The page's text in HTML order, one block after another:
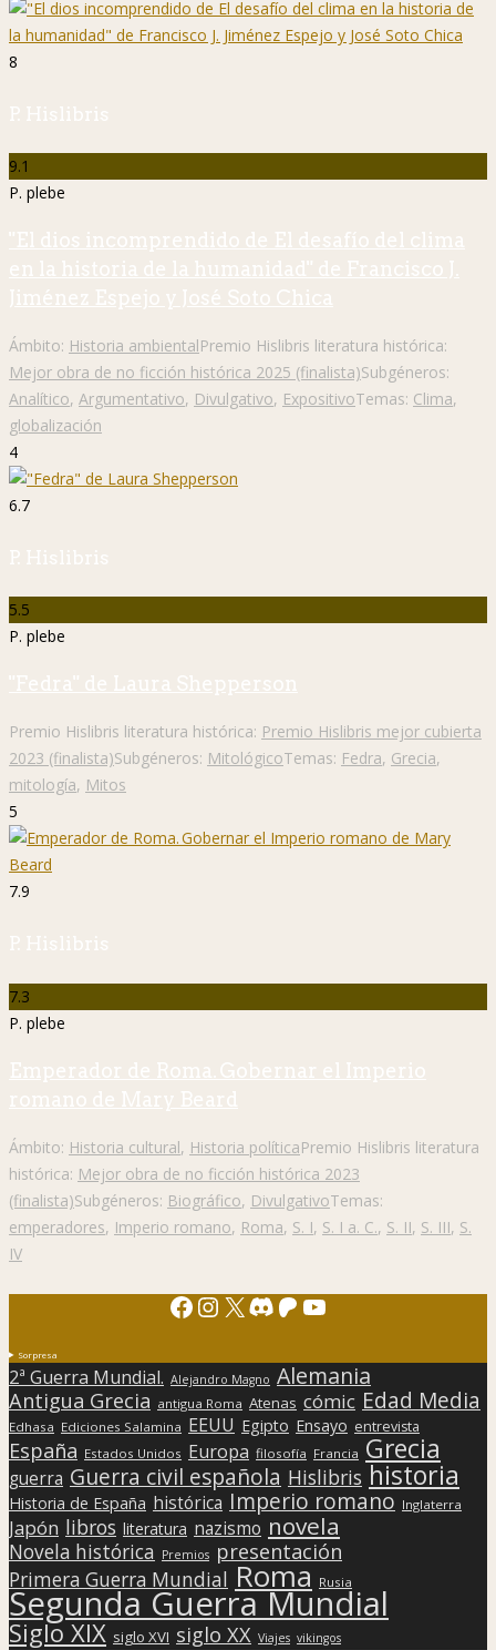
8
P. Hislibris
9.1
P. plebe
"El dios incomprendido de El desafío del clima
en la historia de la humanidad" de Francisco J.
Jiménez Espejo y José Soto Chica
Ámbito: Historia ambientalPremio Hislibris literatura histórica:
Mejor obra de no ficción histórica 2025 (finalista)Subgéneros:
Analítico, Argumentativo, Divulgativo, ExpositivoTemas: Clima,
globalización
4
6.7
P. Hislibris
5.5
P. plebe
"Fedra" de Laura Shepperson
Premio Hislibris literatura histórica: Premio Hislibris mejor cubierta
2023 (finalista)Subgéneros: MitológicoTemas: Fedra, Grecia,
mitología, Mitos
5
7.9
P. Hislibris
7.3
P. plebe
Emperador de Roma. Gobernar el Imperio
romano de Mary Beard
Ámbito: Historia cultural, Historia políticaPremio Hislibris literatura
histórica: Mejor obra de no ficción histórica 2023
(finalista)Subgéneros: Biográfico, DivulgativoTemas:
emperadores, Imperio romano, Roma, S. I, S. I a. C., S. II, S. III, S.
IV
Facebook
Instagram
X Discord
Patreon
YouTube
Sorpresa
2ª Guerra Mundial. Alejandro Magno Alemania
Antigua Grecia antigua Roma Atenas cómic Edad Media
Edhasa Ediciones Salamina EEUU Egipto Ensayo entrevista
España Estados Unidos Europa filosofía Francia Grecia
guerra Guerra civil española Hislibris historia
Historia de España histórica Imperio romano Inglaterra
Japón libros literatura nazismo novela
Novela histórica Premios presentación
Primera Guerra Mundial Roma Rusia
Segunda Guerra Mundial
Siglo XIX siglo XVI siglo XX Viajes vikingos